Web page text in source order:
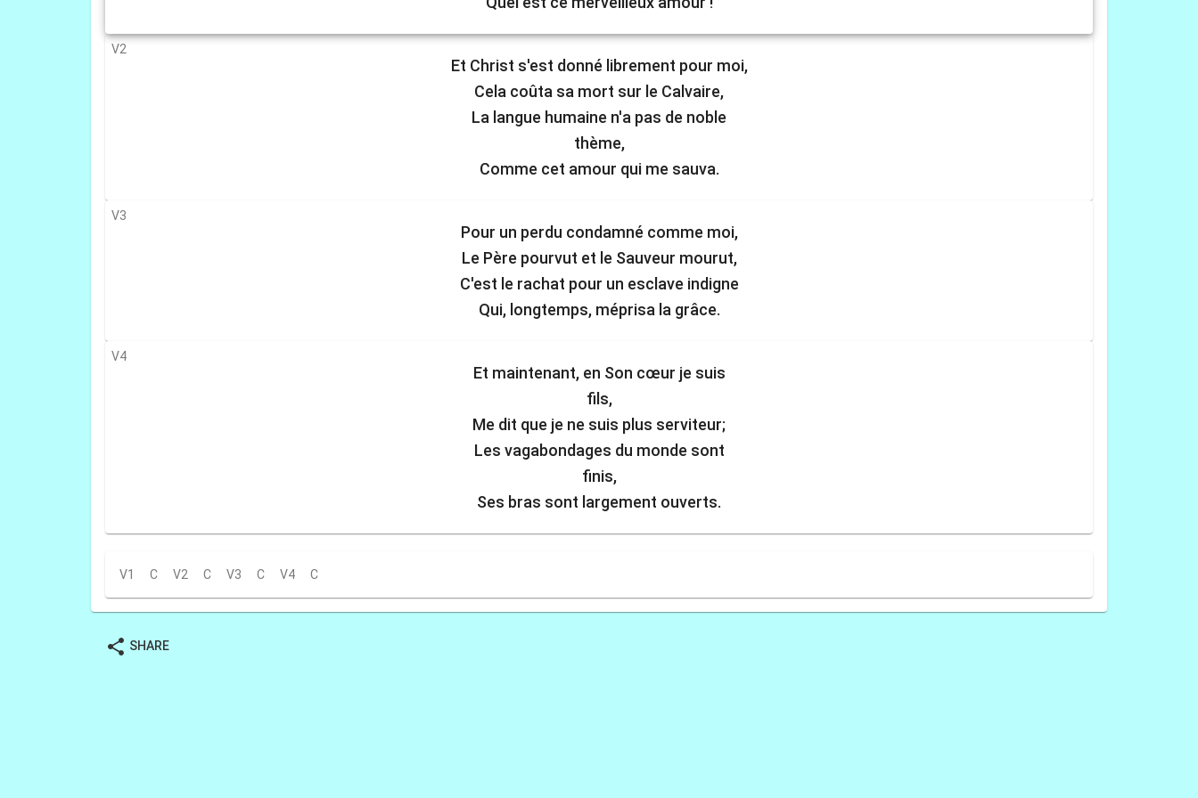
V2
Et Christ s'est donné librement pour moi,
Cela coûta sa mort sur le Calvaire,
La langue humaine n'a pas de noble
thème,
Comme cet amour qui me sauva.
V3
Pour un perdu condamné comme moi,
Le Père pourvut et le Sauveur mourut,
C'est le rachat pour un esclave indigne
Qui, longtemps, méprisa la grâce.
V4
Et maintenant, en Son cœur je suis
fils,
Me dit que je ne suis plus serviteur;
Les vagabondages du monde sont
finis,
Ses bras sont largement ouverts.
V1 C V2 C V3 C V4 C
share SHARE